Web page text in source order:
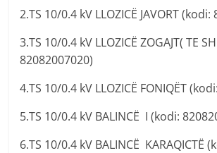
2.TS 10/0.4 kV LLOZICË JAVORT
3.TS 10/0.4 kV LLOZICË ZOGAJT( TE
82082007020)
4.TS 10/0.4 kV LLOZICË FONIQËT
5.TS 10/0.4 kV BALINCË I (kodi:
6.TS 10/0.4 kV BALINCË KARAQICTË